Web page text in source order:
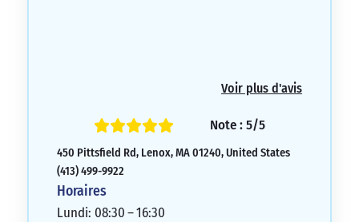
Voir plus d'avis
Note : 5/5
450 Pittsfield Rd, Lenox, MA 01240, United States
(413) 499-9922
Horaires
Lundi: 08:30 – 16:30